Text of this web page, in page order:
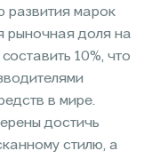
развития марок
рыночная доля на
10%, что
в мире.
достичь
стилю, а